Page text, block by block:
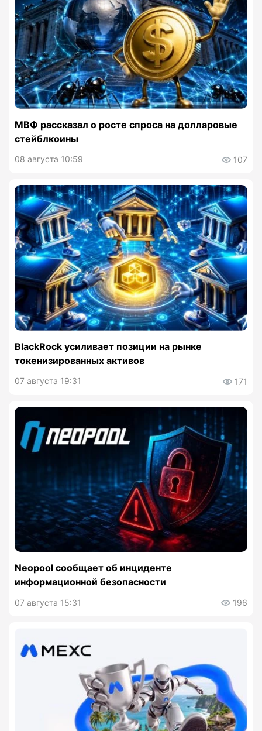
МВФ рассказал о росте спроса на долларовые
стейблкоины
08 августа 10:59 107
BlackRock усиливает позиции на рынке
токенизированных активов
07 августа 19:31 171
Neopool сообщает об инциденте
информационной безопасности
07 августа 15:31 196